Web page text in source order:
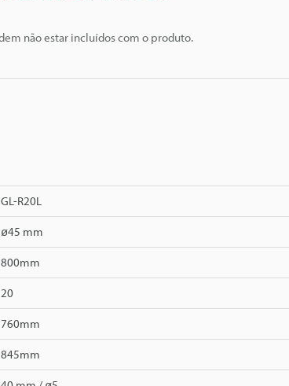
não estar incluídos com o produto.
GL-R20L
ø45 mm
800mm
20
760mm
845mm